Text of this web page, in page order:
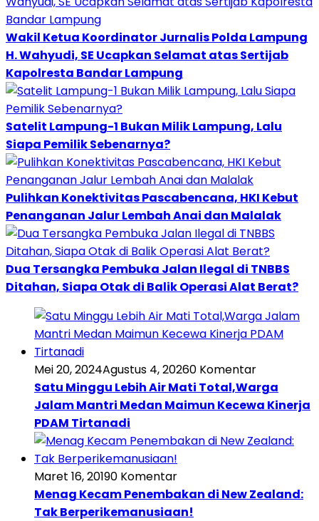
Wakil Ketua Koordinator Jurnalis Polda Lampung
H. Wahyudi, SE Ucapkan Selamat atas Sertijab
Kapolresta Bandar Lampung
Satelit Lampung-1 Bukan Milik Lampung, Lalu
Siapa Pemilik Sebenarnya?
Pulihkan Konektivitas Pascabencana, HKI Kebut
Penanganan Jalur Lembah Anai dan Malalak
Dua Tersangka Pembuka Jalan Ilegal di TNBBS
Ditahan, Siapa Otak di Balik Operasi Alat Berat?
Mei 20, 2024Agustus 4, 20260 Komentar
Satu Minggu Lebih Air Mati Total,Warga
Jalam Mantri Medan Maimun Kecewa Kinerja
PDAM Tirtanadi
Maret 16, 20190 Komentar
Menag Kecam Penembakan di New Zealand:
Tak Berperikemanusiaan!